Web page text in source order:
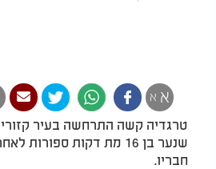
א א
טרגדיה קשה התרחשה בעיר
שנער בן 16 מת דקות
חבריו.